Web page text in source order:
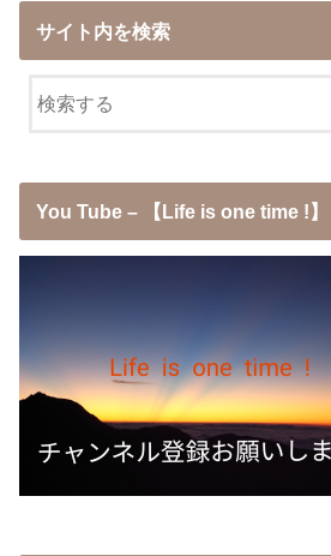
サイト内を検索
You Tube – 【Life is one time !】